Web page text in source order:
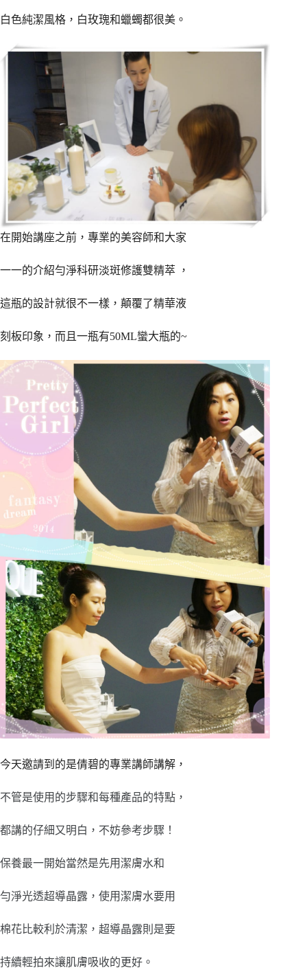
白色純潔風格，白玫瑰和蠟蠋都很美。
在開始講座之前，專業的美容師和大家
一一的介紹勻淨科研淡斑修護雙精萃 ，
這瓶的設計就很不一樣，顛覆了精華液
刻板印象，而且一瓶有50ML蠻大瓶的~
今天邀請到的是倩碧的專業講師講解，
不管是使用的步驟和每種產品的特點，
都講的仔細又明白，不妨參考步驟！
保養最一開始當然是先用潔膚水和
勻淨光透超導晶露，使用潔膚水要用
棉花比較利於清潔，超導晶露則是要
持續輕拍來讓肌膚吸收的更好。